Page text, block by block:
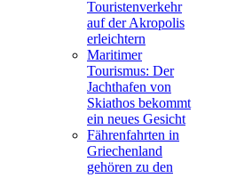
Touristenverkehr
auf der Akropolis
erleichtern
Maritimer
Tourismus: Der
Jachthafen von
Skiathos bekommt
ein neues Gesicht
Fährenfahrten in
Griechenland
gehören zu den